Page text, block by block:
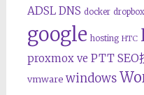
ADSL DNS docker dropbox
google hosting HTC
proxmox ve PTT SEO
vmware windows